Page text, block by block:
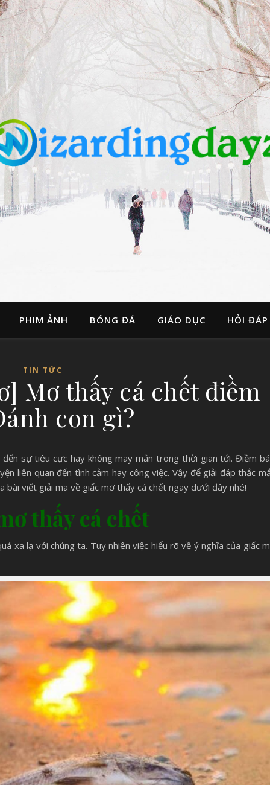
PHIM ẢNH BÓNG ĐÁ GIÁO DỤC HỎI ĐÁP
TIN TỨC
Mơ thấy cá chết điềm
con gì?
sự tiêu cực hay không may mắn trong thời gian tới. Điềm
liên quan đến tình cảm hay công việc. Vậy để giải đáp thắc
bài viết giải mã về giấc mơ thấy cá chết ngay dưới đây nhé!
thấy cá chết
xa lạ với chúng ta. Tuy nhiên việc hiểu rõ về ý nghĩa của giấc